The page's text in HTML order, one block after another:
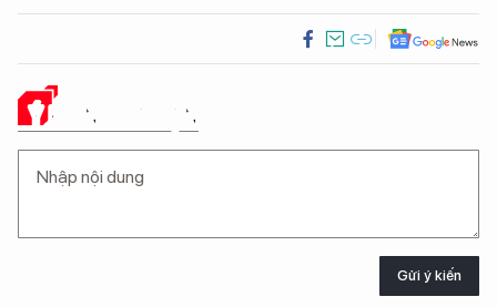
Ý KIẾN CỦA BẠN
Gửi ý kiến